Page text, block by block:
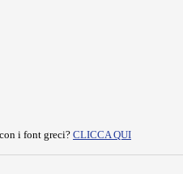
i font greci? CLICCA QUI